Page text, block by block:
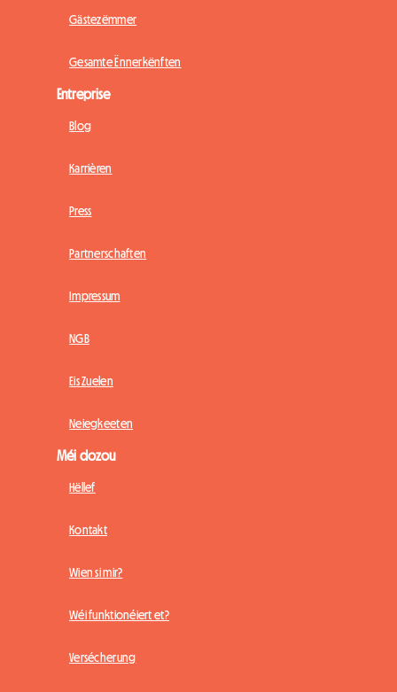
Gästezëmmer
Gesamte Ënnerkënften
Entreprise
Blog
Karrièren
Press
Partnerschaften
Impressum
NGB
Eis Zuelen
Neiegkeeten
Méi dozou
Hëllef
Kontakt
Wien si mir?
Wéi funktionéiert et?
Versécherung